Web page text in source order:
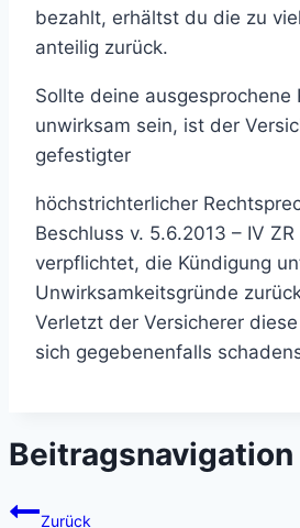
bezahlt, erhältst du die zu
anteilig zurück.
Sollte deine ausgesprochene
unwirksam sein, ist der
gefestigter
höchstrichterlicher
Beschluss v. 5.6.2013 – IV ZR
verpflichtet, die Kündigung
Unwirksamkeitsgründe
Verletzt der Versicherer
sich gegebenenfalls
Beitragsnavigation
Zurück